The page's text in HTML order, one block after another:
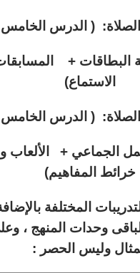
( الدرس
البطاقات +
الاستماع)
( الدرس
الجماعي + الألعاب
خرائط المفاهيم)
المختلفة
وحدات المنهج ،
وليس الحصر :